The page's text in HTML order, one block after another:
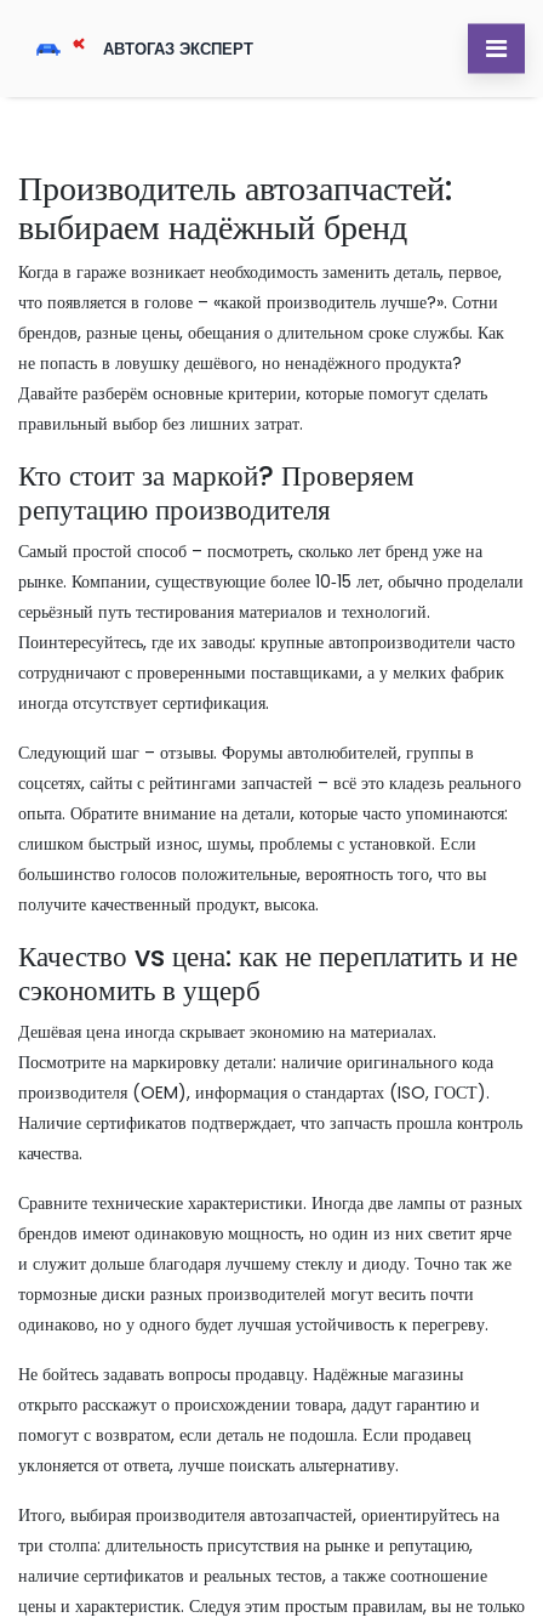
Производитель автозапчастей:
выбираем надёжный бренд
Когда в гараже возникает необходимость заменить деталь, первое,
что появляется в голове – «какой производитель лучше?». Сотни
брендов, разные цены, обещания о длительном сроке службы. Как
не попасть в ловушку дешёвого, но ненадёжного продукта?
Давайте разберём основные критерии, которые помогут сделать
правильный выбор без лишних затрат.
Кто стоит за маркой? Проверяем
репутацию производителя
Самый простой способ – посмотреть, сколько лет бренд уже на
рынке. Компании, существующие более 10‑15 лет, обычно проделали
серьёзный путь тестирования материалов и технологий.
Поинтересуйтесь, где их заводы: крупные автопроизводители часто
сотрудничают с проверенными поставщиками, а у мелких фабрик
иногда отсутствует сертификация.
Следующий шаг – отзывы. Форумы автолюбителей, группы в
соцсетях, сайты с рейтингами запчастей – всё это кладезь реального
опыта. Обратите внимание на детали, которые часто упоминаются:
слишком быстрый износ, шумы, проблемы с установкой. Если
большинство голосов положительные, вероятность того, что вы
получите качественный продукт, высока.
Качество vs цена: как не переплатить и не
сэкономить в ущерб
Дешёвая цена иногда скрывает экономию на материалах.
Посмотрите на маркировку детали: наличие оригинального кода
производителя (OEM), информация о стандартах (ISO, ГОСТ).
Наличие сертификатов подтверждает, что запчасть прошла контроль
качества.
Сравните технические характеристики. Иногда две лампы от разных
брендов имеют одинаковую мощность, но один из них светит ярче
и служит дольше благодаря лучшему стеклу и диоду. Точно так же
тормозные диски разных производителей могут весить почти
одинаково, но у одного будет лучшая устойчивость к перегреву.
Не бойтесь задавать вопросы продавцу. Надёжные магазины
открыто расскажут о происхождении товара, дадут гарантию и
помогут с возвратом, если деталь не подошла. Если продавец
уклоняется от ответа, лучше поискать альтернативу.
Итого, выбирая производителя автозапчастей, ориентируйтесь на
три столпа: длительность присутствия на рынке и репутацию,
наличие сертификатов и реальных тестов, а также соотношение
цены и характеристик. Следуя этим простым правилам, вы не только